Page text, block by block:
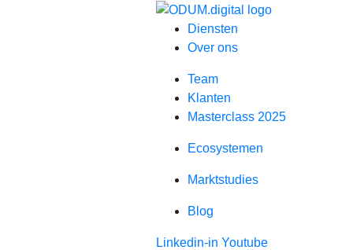
Diensten
Over ons
Team
Klanten
Masterclass 2025
Ecosystemen
Marktstudies
Blog
Linkedin-in Youtube